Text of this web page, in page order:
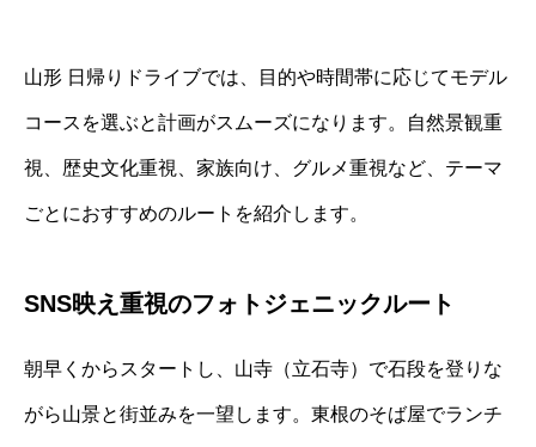
山形 日帰りドライブでは、目的や時間帯に応じてモデル
コースを選ぶと計画がスムーズになります。自然景観重
視、歴史文化重視、家族向け、グルメ重視など、テーマ
ごとにおすすめのルートを紹介します。
SNS映え重視のフォトジェニックルート
朝早くからスタートし、山寺（立石寺）で石段を登りな
がら山景と街並みを一望します。東根のそば屋でランチ